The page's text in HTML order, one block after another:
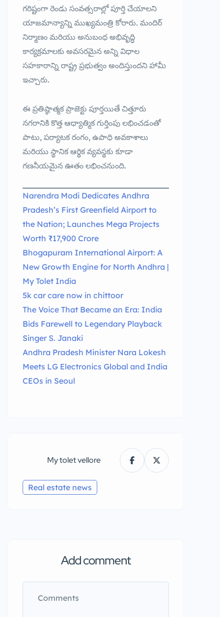
గరిష్టంగా రెండు సంవత్సరాల్లో పూర్తి చేయాలని
యాజమాన్యాన్ని ముఖ్యమంత్రి కోరారు. మందిర్
నిర్మాణం మరియు అనుబంధ అభివృద్ధి
కార్యక్రమాలకు అవసరమైన అన్ని విధాల
సహకారాన్ని రాష్ట్ర ప్రభుత్వం అందిస్తుందని హామీ
ఇచ్చారు.
ఈ ప్రతిష్ఠాత్మక ప్రాజెక్టు పూర్తయితే చిత్తూరు
నగరానికి కొత్త ఆధ్యాత్మిక గుర్తింపు లభించడంతో
పాటు, పర్యాటక రంగం, ఉపాధి అవకాశాలు
మరియు స్థానిక ఆర్థిక వ్యవస్థకు కూడా
గణనీయమైన ఊతం లభించనుంది.
Narendra Modi Dedicates Andhra
Pradesh’s First Greenfield Airport to
the Nation; Launches Mega Projects
Worth ₹17,900 Crore
Bhogapuram International Airport: A
New Growth Engine for North Andhra |
My Tolet India
5k car care now in chittoor
The Voice That Became an Era: India
Bids Farewell to Legendary Playback
Singer S. Janaki
Andhra Pradesh Minister Nara Lokesh
Meets LG Electronics Global and India
CEOs in Seoul
My tolet vellore
Real estate news
Add comment